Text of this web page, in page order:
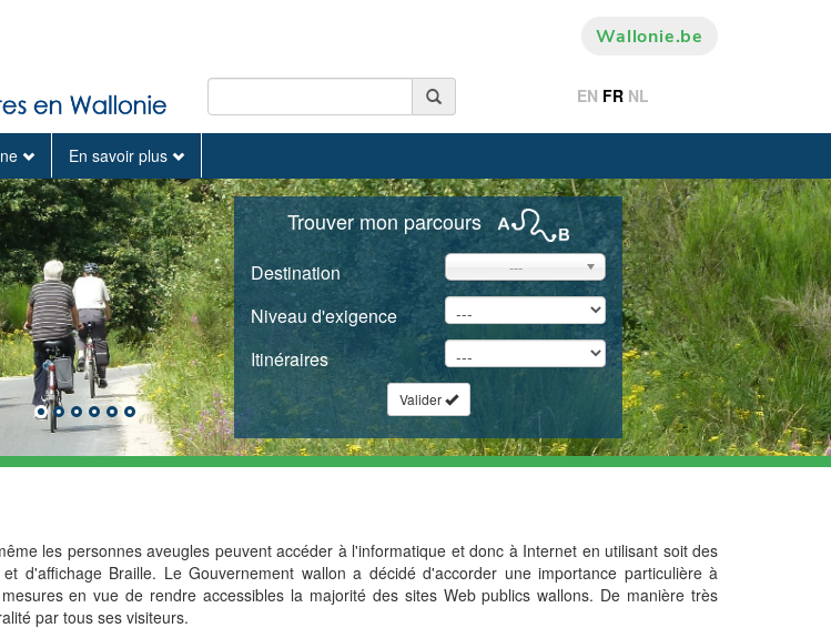
Wallonie.be
EN FR NL
En savoir plus
Trouver mon parcours
Destination ---
Niveau d'exigence
Itinéraires
Valider
les personnes aveugles peuvent accéder à l'informatique et donc à Internet en utilisant soit des
d'affichage Braille. Le Gouvernement wallon a décidé d'accorder une importance particulière à
en vue de rendre accessibles la majorité des sites Web publics wallons. De manière très
par tous ses visiteurs.